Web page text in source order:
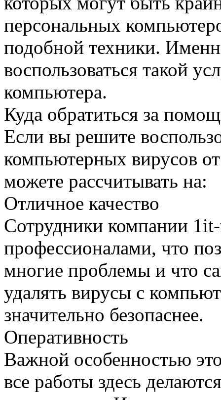
персональных
подобной техники.
воспользоваться такой
компьютера.
Куда обратиться за
Если вы решите
компьютерных вирусов
можете рассчитывать на:
Отличное качество
Сотрудники компании
профессионалами, что
многие проблемы и что
удалять вирусы с
значительно безопаснее.
Оперативность
Важной особенностью
все работы здесь